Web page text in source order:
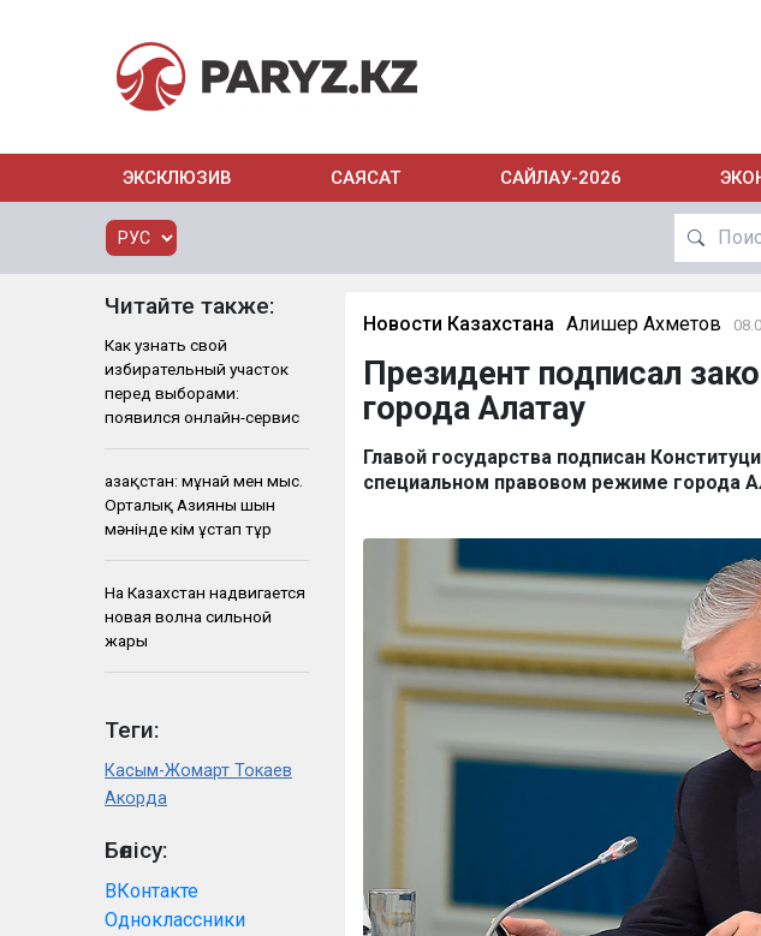
ЭКСКЛЮЗИВ САЯСАТ САЙЛАУ-2026
Читайте также:
Как узнать свой
избирательный участок
перед выборами:
появился онлайн-сервис
Қазақстан: мұнай мен мыс.
Орталық Азияны шын
мәнінде кім ұстап тұр
На Казахстан надвигается
новая волна сильной
жары
Теги:
Касым-Жомарт Токаев
Акорда
Бөлісу:
ВКонтакте
Одноклассники
Новости Казахстана Алишер Ахметов
Президент подписал
города Алатау
Главой государства подписан
специальном правовом режиме города